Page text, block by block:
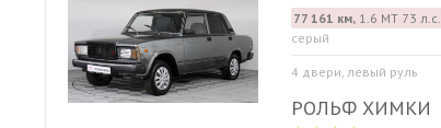
77 161 км,1.6 МТ 73 л.с.
серый
4 двери, левый руль
РОЛЬФ ХИМКИ